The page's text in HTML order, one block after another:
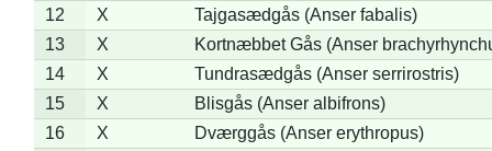
12
X
Tajgasædgås (Anser fabalis)
13
X
Kortnæbbet Gås (Anser
14
X
Tundrasædgås (Anser serrirostris)
15
X
Blisgås (Anser albifrons)
16
X
Dværggås (Anser erythropus)